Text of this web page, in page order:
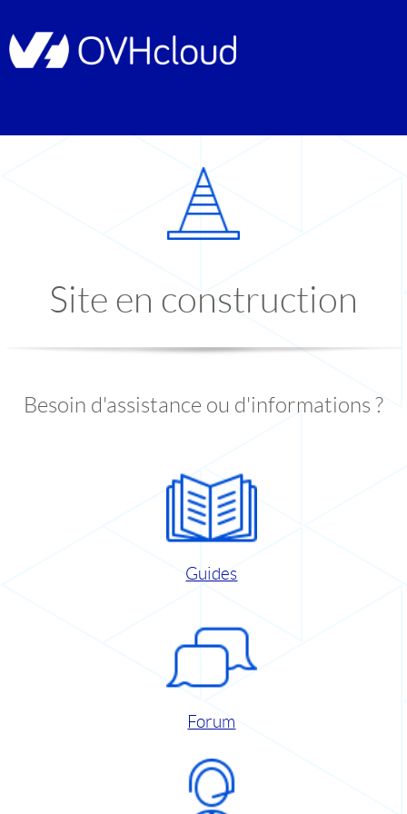
Site en construction
Besoin d'assistance ou d'informations ?
Guides
Forum